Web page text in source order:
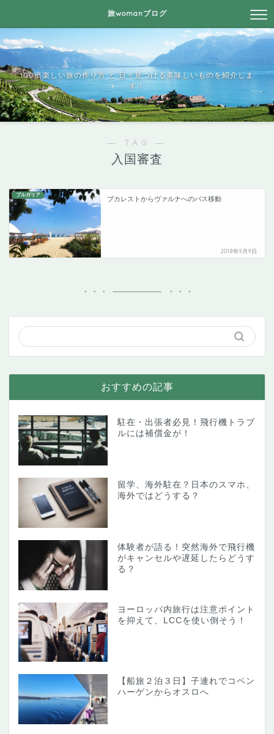
旅womanブログ
100倍楽しい旅の作り方 と 日々見つける美味しいものを紹介しま
す！
― TAG ―
入国審査
ブルガリア
ブカレストからヴァルナへのバス移動
2018年9月9日
おすすめの記事
駐在・出張者必見！飛行機トラブ
ルには補償金が！
留学、海外駐在？日本のスマホ、
海外ではどうする？
体験者が語る！突然海外で飛行機
がキャンセルや遅延したらどうす
る？
ヨーロッパ内旅行は注意ポイント
を抑えて、LCCを使い倒そう！
【船旅２泊３日】子連れでコペン
ハーゲンからオスロへ